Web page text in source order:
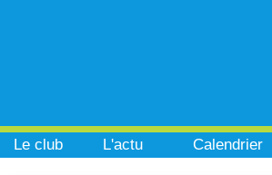
Le club L'actu Calendrier